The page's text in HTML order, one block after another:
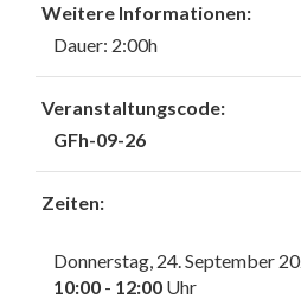
Weitere Informationen:
Dauer: 2:00h
Veranstaltungscode:
GFh-09-26
Zeiten:
Donnerstag, 24. September
10:00 - 12:00 Uhr